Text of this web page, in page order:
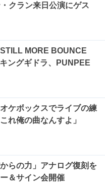
クラン来日公演にゲス
MORE BOUNCE
ングギドラ、PUNPEE
ケボックスでライブの練
れ俺の曲なんすよ」
らの力」アナログ復刻を
＆サイン会開催